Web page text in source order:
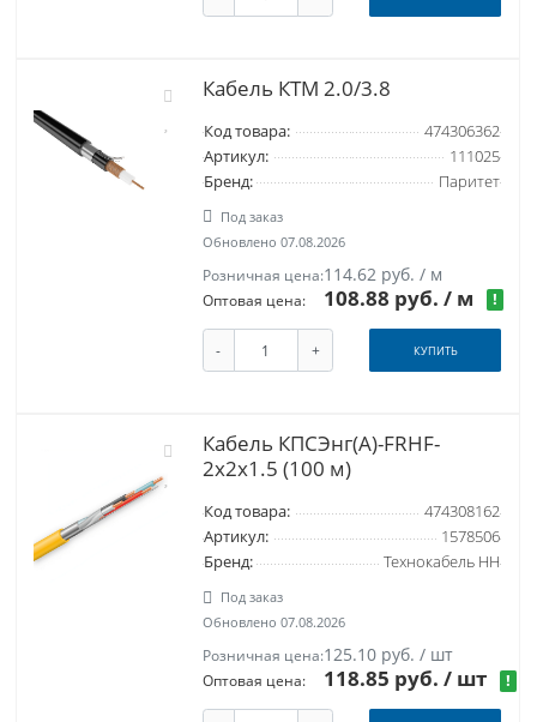
Кабель КТМ 2.0/3.8
Код товара:
474306362
Артикул:
111025
Бренд:
Паритет
Под заказ
Обновлено 07.08.2026
Розничная цена:114.62 руб. / м
Оптовая цена: 108.88 руб./ м !
- + КУПИТЬ
Кабель КПСЭнг(А)-FRHF-
2х2х1.5 (100 м)
Код товара:
474308162
Артикул:
1578506
Бренд:
Технокабель НН
Под заказ
Обновлено 07.08.2026
Розничная цена:125.10 руб. / шт
Оптовая цена: 118.85 руб./ шт !